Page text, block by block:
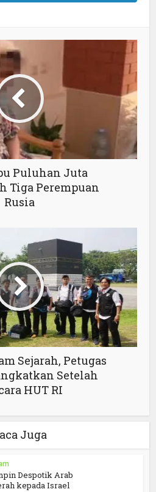
Puluhan Juta
Tiga Perempuan
Rusia
Sejarah, Petugas
Setelah
HUT RI
Juga
Despotik Arab
kepada Israel